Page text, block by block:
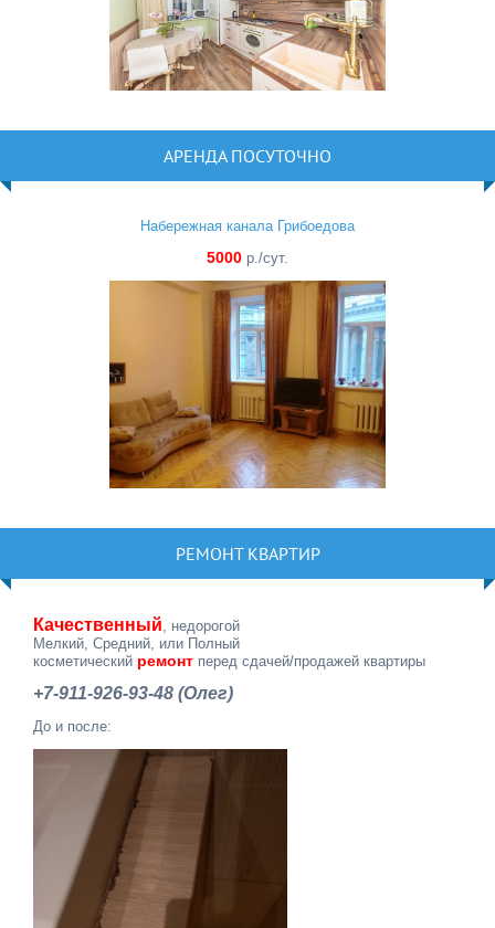
АРЕНДА ПОСУТОЧНО
Набережная канала Грибоедова
5000 р./сут.
РЕМОНТ КВАРТИР
Качественный , недорогой
Мелкий, Средний, или Полный
косметический ремонт перед сдачей/продажей квартиры
+7-911-926-93-48 (Олег)
До и после: